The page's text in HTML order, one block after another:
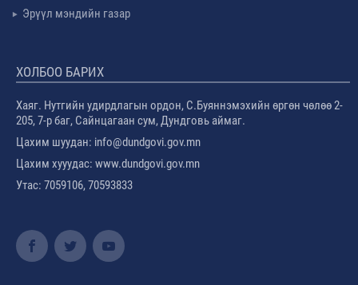
Эрүүл мэндийн газар
ХОЛБОО БАРИХ
Хаяг. Нутгийн удирдлагын ордон, С.Буяннэмэхийн өргөн чөлөө 2-
205, 7-р баг, Сайнцагаан сум, Дундговь аймаг.
Цахим шуудан: info@dundgovi.gov.mn
Цахим хууудас: www.dundgovi.gov.mn
Утас: 7059106, 70593833